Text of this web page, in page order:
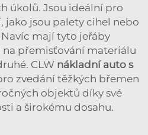
úkolů. Jsou ideální pro
jako jsou palety cihel nebo
mají tyto jeřáby
přemisťování materiálu
CLW nákladní auto s
zvedání těžkých břemen
objektů díky své
a širokému dosahu.